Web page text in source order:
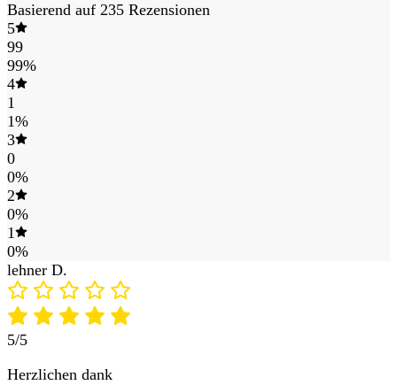
Basierend auf 235 Rezensionen
5
99
99%
4
1
1%
3
0
0%
2
0%
1
0%
lehner D.
5/5
Herzlichen dank